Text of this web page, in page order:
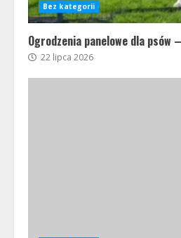
Bez kategorii
Ogrodzenia panelowe dla
22 lipca 2026